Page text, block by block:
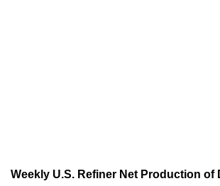
Weekly U.S. Refiner Net Production